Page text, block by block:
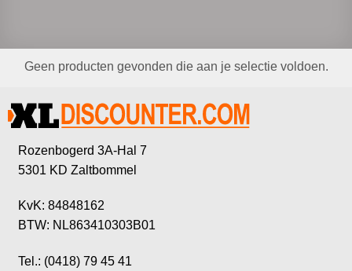
Geen producten gevonden die aan je selectie voldoen.
Rozenbogerd 3A-Hal 7
5301 KD Zaltbommel
KvK: 84848162
BTW: NL863410303B01
Tel.: (0418) 79 45 41